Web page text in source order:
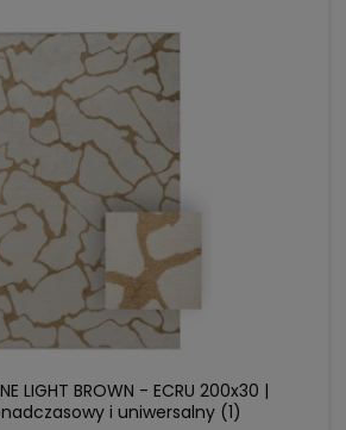
LIGHT BROWN - ECRU 200x30 |
i uniwersalny (1)
DO KOSZYKA